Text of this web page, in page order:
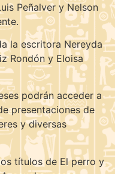
Peñalver y Nelson
la escritora Nereyda
Rondón y Eloisa
podrán acceder a
presentaciones de
y diversas
títulos de El perro y